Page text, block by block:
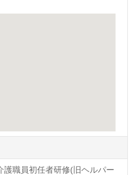
護職員初任者研修(旧ヘルパー